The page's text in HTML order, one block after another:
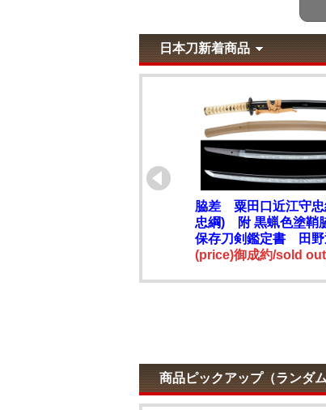
日本刀新着商品
脇差 粟田口近江守忠
忠綱) 附 黒蝋色塗鞘
保存刀剣鑑定書 田野
(price)御成約/sold
商品ピックアップ（ランダ